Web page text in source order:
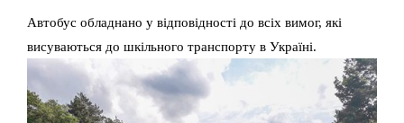
Автобус обладнано у відповідності до всіх вимог, які
висуваються до шкільного транспорту в Україні.